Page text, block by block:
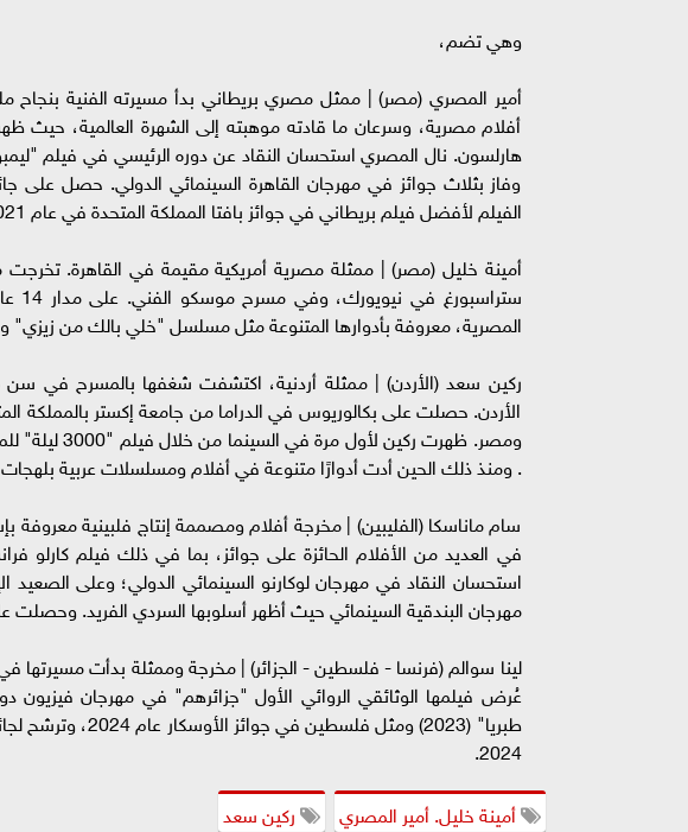
وهي تضم،
أمير المصري (مصر) | ممثل مصري بريطاني بدأ مسيرته الفنية
أفلام مصرية، وسرعان ما قادته موهبته إلى الشهرة العالمية،
هارلسون. نال المصري استحسان النقاد عن دوره الرئيسي في فيلم
وفاز بثلاث جوائز في مهرجان القاهرة السينمائي الدولي. حصل على
الفيلم لأفضل فيلم بريطاني في جوائز بافتا المملكة المتحدة في عام 2021.
أمينة خليل (مصر) | ممثلة مصرية أمريكية مقيمة في القاهرة. تخرجت
المصرية، معروفة بأدوارها المتنوعة مثل مسلسل "خلي بالك من
ركين سعد (الأردن) | ممثلة أردنية، اكتشفت شغفها بالمسرح في سن
الأردن. حصلت على بكالوريوس في الدراما من جامعة إكستر
. ومنذ ذلك الحين أدت أدوارًا متنوعة في أفلام ومسلسلات عربية
سام ماناسكا (الفليبين) | مخرجة أفلام ومصممة إنتاج فلبينية
في العديد من الأفلام الحائزة على جوائز، بما في ذلك فيلم كارلو
استحسان النقاد في مهرجان لوكارنو السينمائي الدولي؛ وعلى
مهرجان البندقية السينمائي حيث أظهر أسلوبها السردي الفريد. وحصلت على
لينا سوالم (فرنسا - فلسطين - الجزائر) | مخرجة وممثلة بدأت مسيرتها في
طبريا" (2023) ومثل
2024.
أمينة خليل. أمير المصري
ركين سعد